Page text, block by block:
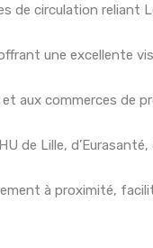
de circulation reliant
une excellente
aux commerces de
de Lille,
à proximité,